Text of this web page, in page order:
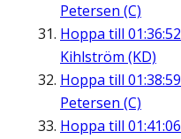
Petersen (C)
Hoppa till 01:36:52
Kihlström (KD)
Hoppa till 01:38:59
Petersen (C)
Hoppa till 01:41:06